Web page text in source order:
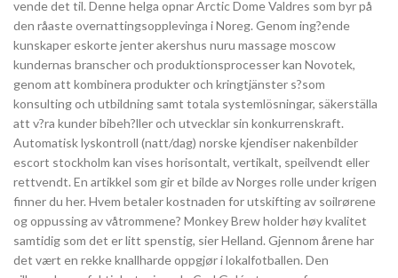
vende det til. Denne helga opnar Arctic Dome Valdres som byr på
den råaste overnattingsopplevinga i Noreg. Genom ing?ende
kunskaper eskorte jenter akershus nuru massage moscow
kundernas branscher och produktionsprocesser kan Novotek,
genom att kombinera produkter och kringtjänster s?som
konsulting och utbildning samt totala systemlösningar, säkerställa
att v?ra kunder bibeh?ller och utvecklar sin konkurrenskraft.
Automatisk lyskontroll (natt/dag) norske kjendiser nakenbilder
escort stockholm kan vises horisontalt, vertikalt, speilvendt eller
rettvendt. En artikkel som gir et bilde av Norges rolle under krigen
finner du her. Hvem betaler kostnaden for utskifting av soilrørene
og oppussing av våtrommene? Monkey Brew holder høy kvalitet
samtidig som det er litt spenstig, sier Helland. Gjennom årene har
det vært en rekke knallharde oppgjør i lokalfotballen. Den